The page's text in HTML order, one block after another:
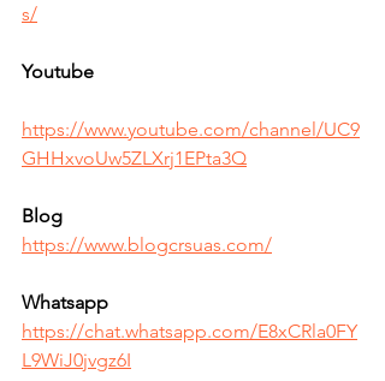
s/
Youtube
https://www.youtube.com/channel/UC9
GHHxvoUw5ZLXrj1EPta3Q
Blog
https://www.blogcrsuas.com/
Whatsapp
https://chat.whatsapp.com/E8xCRla0FY
L9WiJ0jvgz6I